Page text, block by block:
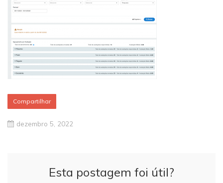
Compartilhar
dezembro 5, 2022
Esta postagem foi útil?